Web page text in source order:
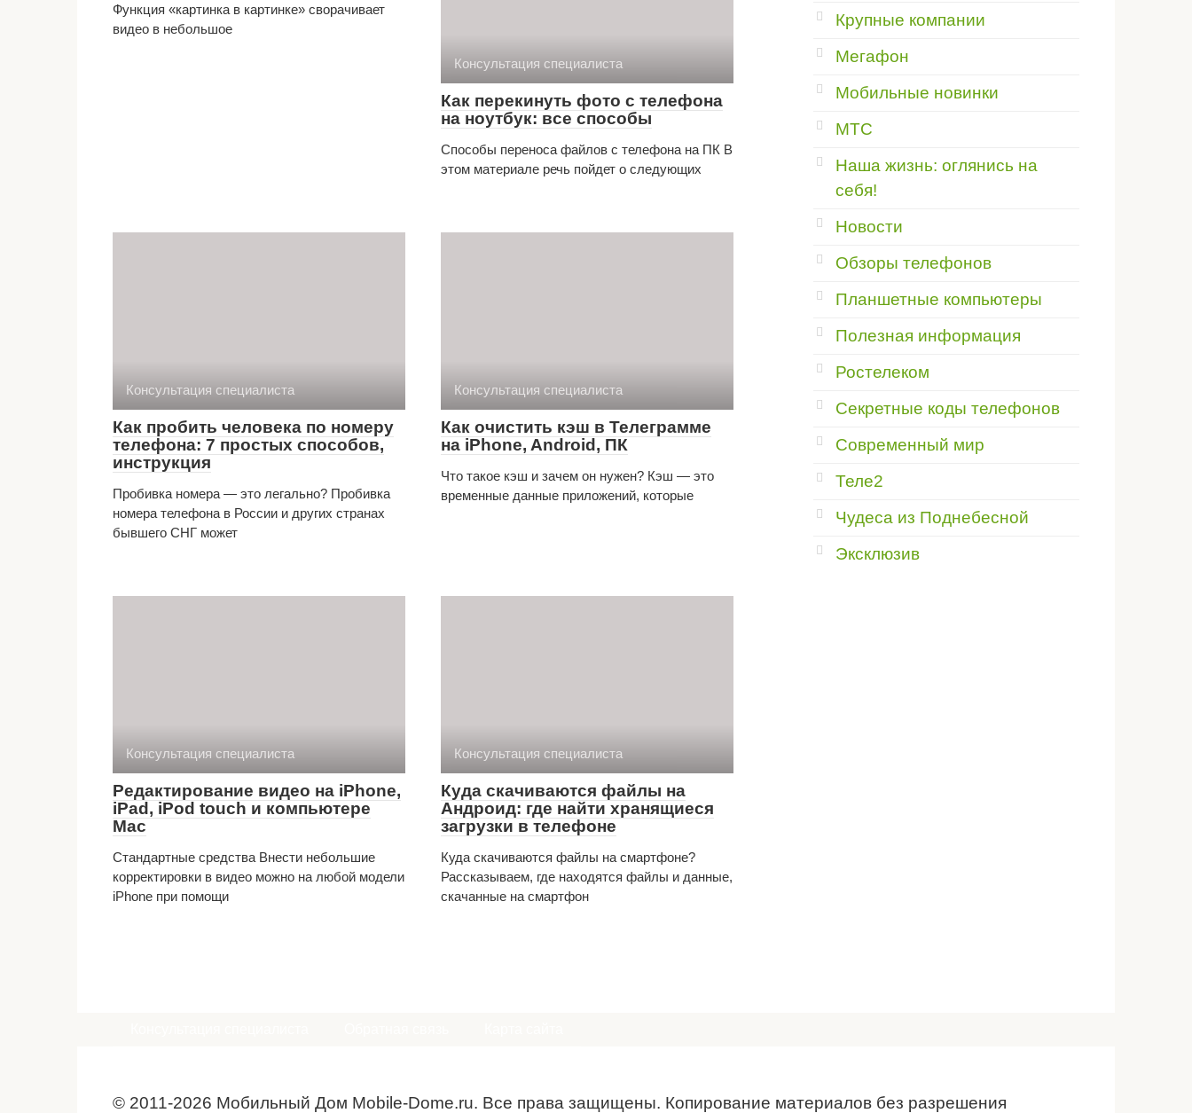
Функция «картинка в картинке» сворачивает
видео в небольшое
Консультация специалиста
Как перекинуть фото с телефона
на ноутбук: все способы
Способы переноса файлов с телефона на ПК В
этом материале речь пойдет о следующих
Консультация специалиста
Как пробить человека по номеру
телефона: 7 простых способов,
инструкция
Пробивка номера — это легально? Пробивка
номера телефона в России и других странах
бывшего СНГ может
Консультация специалиста
Как очистить кэш в Телеграмме
на iPhone, Android, ПК
Что такое кэш и зачем он нужен? Кэш — это
временные данные приложений, которые
Консультация специалиста
Редактирование видео на iPhone,
iPad, iPod touch и компьютере
Mac
Стандартные средства Внести небольшие
корректировки в видео можно на любой модели
iPhone при помощи
Консультация специалиста
Куда скачиваются файлы на
Андроид: где найти хранящиеся
загрузки в телефоне
Куда скачиваются файлы на смартфоне?
Рассказываем, где находятся файлы и данные,
скачанные на смартфон
Крупные компании
Мегафон
Мобильные новинки
МТС
Наша жизнь: оглянись на
себя!
Новости
Обзоры телефонов
Планшетные компьютеры
Полезная информация
Ростелеком
Секретные коды телефонов
Современный мир
Теле2
Чудеса из Поднебесной
Эксклюзив
© 2011-2026 Мобильный Дом Mobile-Dome.ru. Все права защищены. Копирование материалов без разрешения